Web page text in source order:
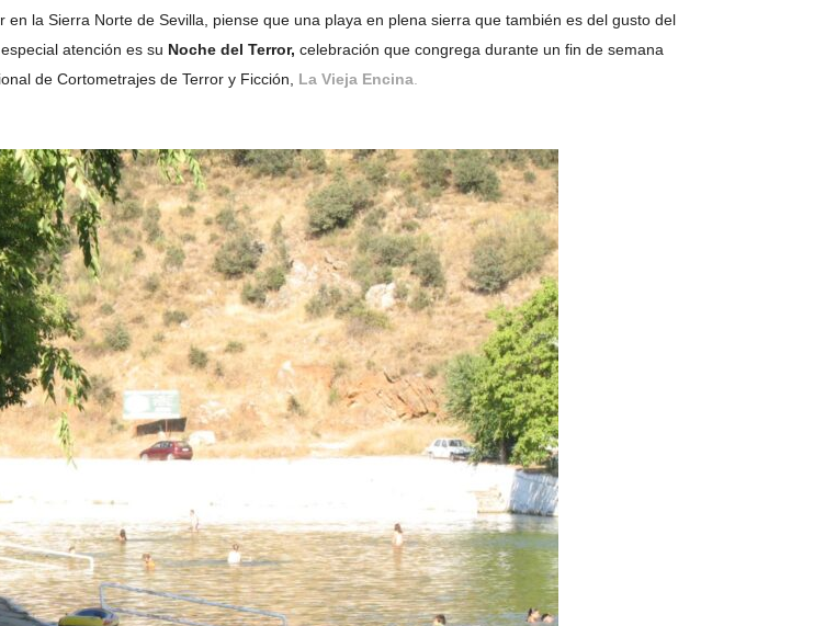
en la Sierra Norte de Sevilla, piense que una playa en plena sierra que también es del gusto del
atención es su Noche del Terror, celebración que congrega durante un fin de semana
de Cortometrajes de Terror y Ficción, La Vieja Encina